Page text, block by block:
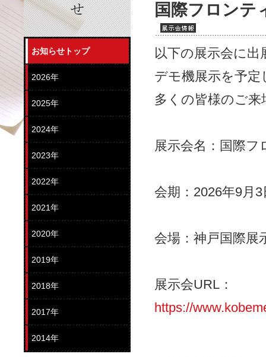
お知らせトップ
2026年
2025年
2024年
2023年
2022年
2021年
2020年
2019年
2018年
2017年
2014年
国際フロンテ
以下の展示会に
デモ機展示を予
多くの皆様のご
展示会名：国際
会期：2026年9月
会場：神戸国際展
展示会URL：
https://